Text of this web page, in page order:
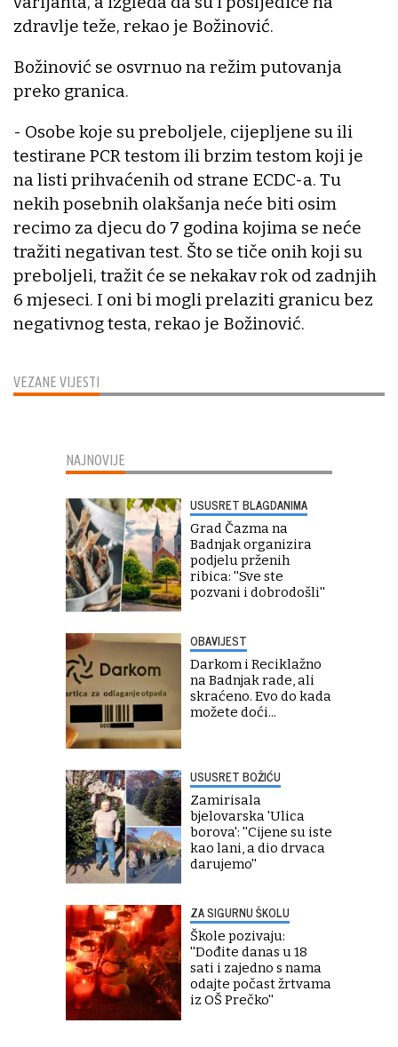
VEZANE VIJESTI
zdravlje teže, rekao je Božinović.
Božinović se osvrnuo na režim putovanja
preko granica.
- Osobe koje su preboljele, cijepljene su ili
testirane PCR testom ili brzim testom koji je
na listi prihvaćenih od strane ECDC-a. Tu
nekih posebnih olakšanja neće biti osim
recimo za djecu do 7 godina kojima se neće
tražiti negativan test. Što se tiče onih koji su
preboljeli, tražit će se nekakav rok od zadnjih
6 mjeseci. I oni bi mogli prelaziti granicu bez
negativnog testa, rekao je Božinović.
NAJNOVIJE
USUSRET BLAGDANIMA
Grad Čazma na
Badnjak organizira
podjelu prženih
ribica: ''Sve ste
pozvani i dobrodošli''
OBAVIJEST
Darkom i Reciklažno
na Badnjak rade, ali
skraćeno. Evo do kada
možete doći...
USUSRET BOŽIĆU
Zamirisala
bjelovarska 'Ulica
borova': ''Cijene su iste
kao lani, a dio drvaca
darujemo''
ZA SIGURNU ŠKOLU
Škole pozivaju:
''Dođite danas u 18
sati i zajedno s nama
odajte počast žrtvama
iz OŠ Prečko''